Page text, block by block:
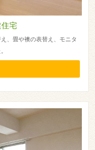
宅
、畳や襖の表替え、モニタ